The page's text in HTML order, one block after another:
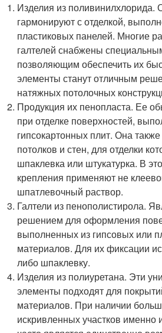
Изделия из поливинилхлорида.
гармонируют с отделкой,
пластиковых панелей. Многие
галтелей снабжены
позволяющим обеспечить их
элементы станут отличным
натяжных потолочных
Продукция их пенопласта. Ее
при отделке поверхностей,
гипсокартонных плит. Она
потолков и стен, для отделки
шпаклевка или штукатурка. В
крепления применяют не
шпатлевочный раствор.
Галтели из пенополистирола.
решением для оформления
выполненных из гипсовых или
материалов. Для их фиксации
либо шпаклевку.
Изделия из полиуретана. Эти
элементы подходят для
материалов. При наличии
искривленных участков именно